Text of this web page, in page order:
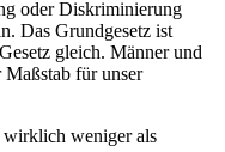
oder Diskriminierung
Das Grundgesetz ist
gleich. Männer und
für unser
wirklich weniger als